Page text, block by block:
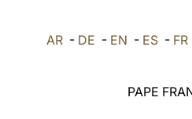
AR- DE - EN - ES- FR
PAPE